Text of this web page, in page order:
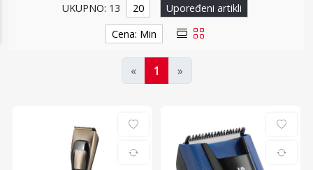
UKUPNO: 13 20
Upoređeni artikli
Cena: Min
« 1 »